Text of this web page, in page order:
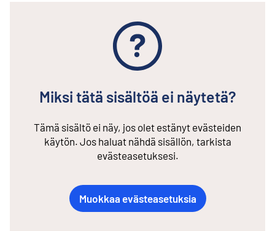
Miksi tätä sisältöä ei näytetä?
Tämä sisältö ei näy, jos olet estänyt evästeiden
käytön. Jos haluat nähdä sisällön, tarkista
evästeasetuksesi.
Muokkaa evästeasetuksia